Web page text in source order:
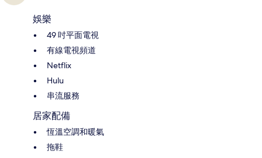
娛樂
49 吋平面電視
有線電視頻道
Netflix
Hulu
串流服務
居家配備
恆溫空調和暖氣
拖鞋